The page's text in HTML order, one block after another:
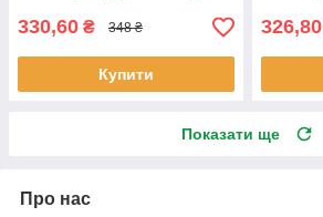
330,60 ₴ 348 ₴
Купити
326,80
Показати ще
Про нас